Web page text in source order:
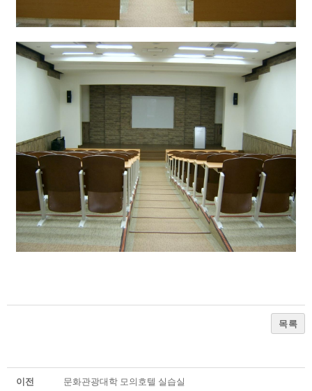
목록
이전 문화관광대학 모의호텔 실습실